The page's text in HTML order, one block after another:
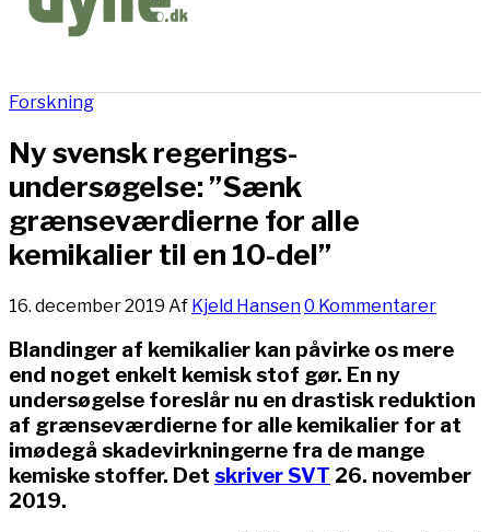
Forskning
Ny svensk regerings-
undersøgelse: ”Sænk
grænseværdierne for alle
kemikalier til en 10-del”
16. december 2019 Af Kjeld Hansen0 Kommentarer
Blandinger af kemikalier kan påvirke os mere
end noget enkelt kemisk stof gør. En ny
undersøgelse foreslår nu en drastisk reduktion
af grænseværdierne for alle kemikalier for at
imødegå skadevirkningerne fra de mange
kemiske stoffer. Det skriver SVT 26. november
2019.